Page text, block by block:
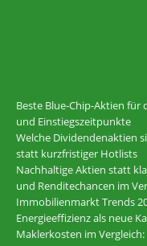
Beste Blue-Chip-Aktien für
und Einstiegszeitpunkte
Welche Dividendenaktien
statt kurzfristiger Hotlists
Nachhaltige Aktien statt
und Renditechancen im
Immobilienmarkt Trends
Energieeffizienz als neue
Maklerkosten im